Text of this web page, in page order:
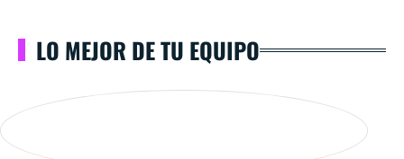
LO MEJOR DE TU EQUIPO